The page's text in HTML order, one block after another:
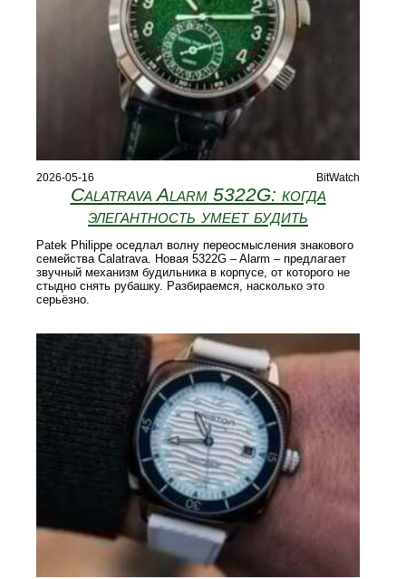
2026-05-16 BitWatch
Calatrava Alarm 5322G: когда
элегантность умеет будить
Patek Philippe оседлал волну переосмысления знакового
семейства Calatrava. Новая 5322G – Alarm – предлагает
звучный механизм будильника в корпусе, от которого не
стыдно снять рубашку. Разбираемся, насколько это
серьёзно.